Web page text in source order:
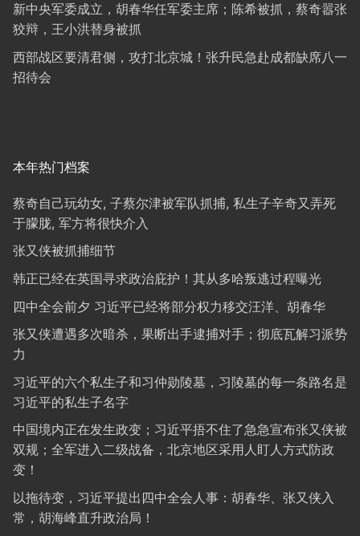
新中央军委成立，胡春华任军委主席；陈希被抓，蔡奇嚣张
狡辩，王小洪替身被抓
西部战区要清君侧，攻打北京城！张升民急赴成都缺席八一
招待会
本年热门档案
蔡奇自己玩幼女, 子蔡尔津被军队抓捕, 私生子辛奇又弄死
于朦胧, 军方将很快介入
张又侠被抓捕细节
韩正已经在英国寻求政治庇护！其从多哈叛逃过程曝光
四中全会前夕 习近平已经将部分权力移交汪洋、胡春华
张又侠遭遇多次暗杀，果断出手逮捕对手；彻底瓦解习派势
力
习近平的六个私生子和习仲勋陵墓，习陵墓的每一条路名是
习近平的私生子名字
中国境内正在发生政变；习近平捂不住了急急宣布张又侠被
双规；全军进入二级战备，北京地区采用人盯人方式防政
变！
以拖待变，习近平提出四中全会人事：胡春华、张又侠入
常，胡海峰直升政治局！